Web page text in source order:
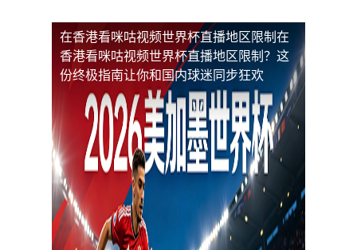
在香港看咪咕视频世界杯直播地区限制 在
香港看咪咕视频世界杯直播地区限制？这
份终极指南让你和国内球迷同步狂欢